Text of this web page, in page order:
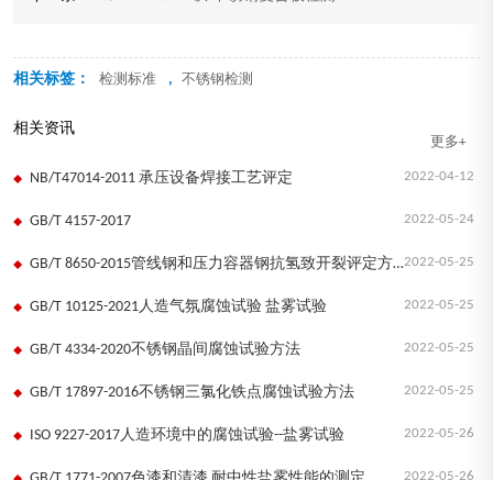
相关标签： 检测标准 , 不锈钢检测
相关资讯
更多+
2022-04-12
NB/T47014-2011 承压设备焊接工艺评定
2022-05-24
GB/T 4157-2017
2022-05-25
GB/T 8650-2015管线钢和压力容器钢抗氢致开裂评定方法
2022-05-25
GB/T 10125-2021人造气氛腐蚀试验 盐雾试验
2022-05-25
GB/T 4334-2020不锈钢晶间腐蚀试验方法
2022-05-25
GB/T 17897-2016不锈钢三氯化铁点腐蚀试验方法
2022-05-26
ISO 9227-2017人造环境中的腐蚀试验--盐雾试验
2022-05-26